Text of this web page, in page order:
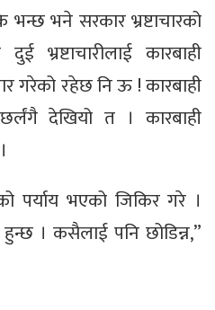
भने सरकार भ्रष्टाचारको
कारबाही
गरेको रहेछ नि ऊ ! कारबाही
देखियो त । कारबाही
पर्याय भएको जिकिर गरे ।
। कसैलाई पनि छोडिन्न,”